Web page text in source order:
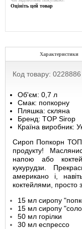
Оцініть цей товар
Характеристики
Код товару: 0228886
Об'єм: 0,7 л
Смак: попкорну
Пляшка: скляна
Бренд: TOP Sirop
Країна виробник:
Сироп Попкорн ТОП
продукту!
напою або
кукурудзи.
американо і,
коктейлями, просто
15 мл сиропу
15 мл сиропу
50 мл горілки
30 мл еспрессо